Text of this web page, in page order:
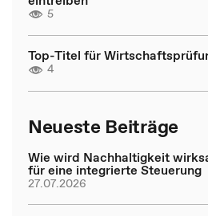
5
Top-Titel für
4
Neueste Beiträge
Wie wird Nachhaltigkeit
für eine integrierte Steuerung
27.07.2026